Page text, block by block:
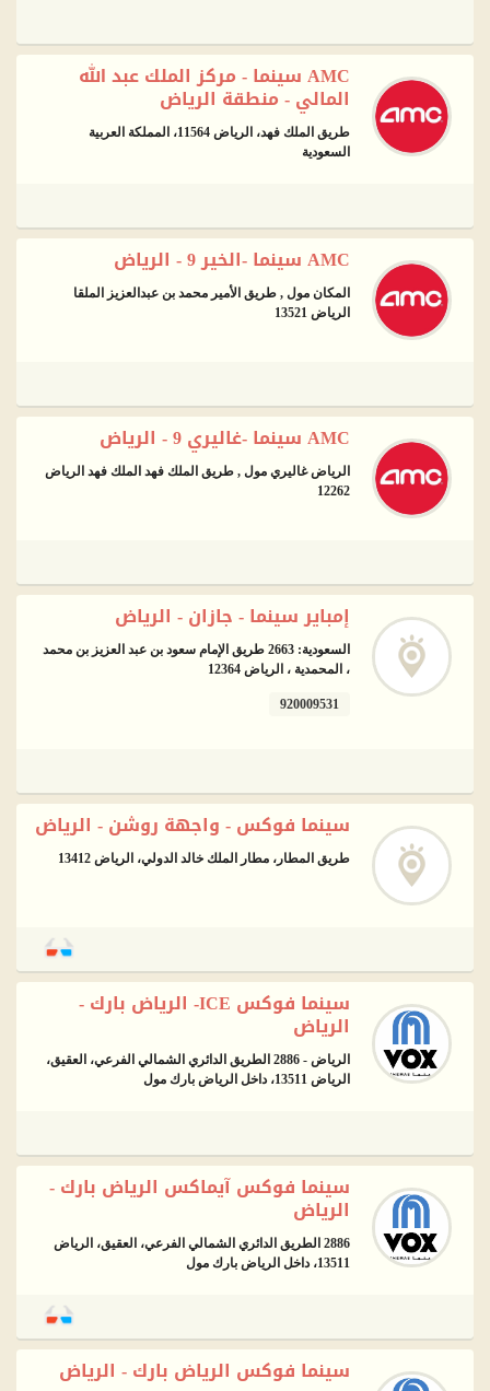
AMC سينما - مركز الملك عبد الله
المالي - منطقة الرياض
طريق الملك فهد، الرياض 11564، المملكة العربية
السعودية
AMC سينما -الخير 9 - الرياض
المكان مول , طريق الأمير محمد بن عبدالعزيز الملقا
الرياض 13521
AMC سينما -غاليري 9 - الرياض
الرياض غاليري مول , طريق الملك فهد الملك فهد الرياض
12262
إمباير سينما - جازان - الرياض
السعودية: 2663 طريق الإمام سعود بن عبد العزيز بن محمد
، المحمدية ، الرياض 12364
920009531
سينما فوكس - واجهة روشن - الرياض
طريق المطار، مطار الملك خالد الدولي، الرياض 13412
سينما فوكس ICE- الرياض بارك -
الرياض
الرياض - 2886 الطريق الدائري الشمالي الفرعي، العقيق،
الرياض 13511، داخل الرياض بارك مول
سينما فوكس آيماكس الرياض بارك -
الرياض
2886 الطريق الدائري الشمالي الفرعي، العقيق، الرياض
13511، داخل الرياض بارك مول
سينما فوكس الرياض بارك - الرياض